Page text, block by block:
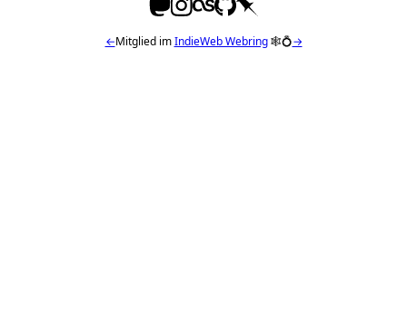
←Mitglied imIndieWeb Webring🕸💍→